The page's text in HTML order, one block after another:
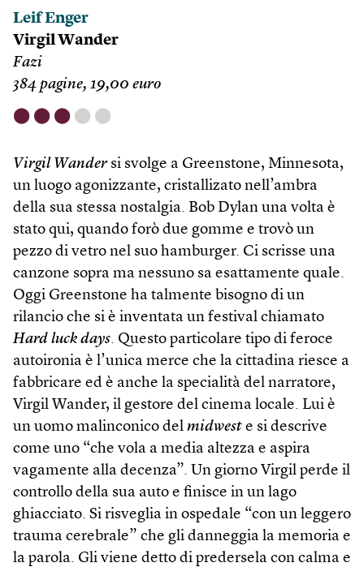
Leif Enger
Virgil Wander
Fazi
384 pagine, 19,00 euro
⬤ ⬤ ⬤ ⬤ ⬤
Virgil Wandersi svolge a Green­stone, Minnesota,
un luogo agonizzante, cristallizato nell’ambra
della sua stessa nostalgia. Bob Dylan una volta è
stato qui, quando forò due gomme e trovò un
pezzo di vetro nel suo hamburger. Ci scrisse una
canzone sopra ma nessuno sa esattamente quale.
Oggi Greenstone ha talmente bisogno di un
rilancio che si è inventata un festival chiamato
Hard luck days. Questo particolare tipo di feroce
autoironia è l’unica merce che la cittadina riesce a
fabbricare ed è anche la specialità del narratore,
Virgil Wander, il gestore del cinema locale. Lui è
un uomo malinconico del midwest e si descrive
come uno “che vola a media altezza e aspira
vagamente alla decenza”. Un giorno Virgil perde il
controllo della sua auto e finisce in un lago
ghiacciato. Si risveglia in ospedale “con un leggero
trauma cerebrale” che gli danneggia la memoria e
la parola. Gli viene detto di predersela con calma e